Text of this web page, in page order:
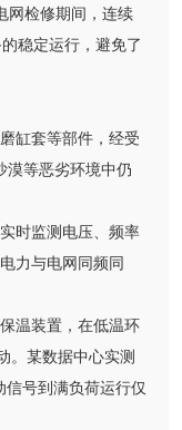
网检修期间，连续
稳定运行，避免了
缸套等部件，经受
等恶劣环境中仍
时监测电压、频率
力与电网同频同
温装置，在低温环
。某数据中心实测
号到满负荷运行仅